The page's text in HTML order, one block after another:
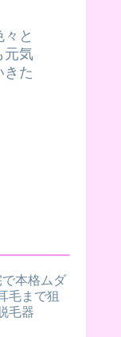
と
元気
きた
で本格ムダ
毛まで狙
毛器